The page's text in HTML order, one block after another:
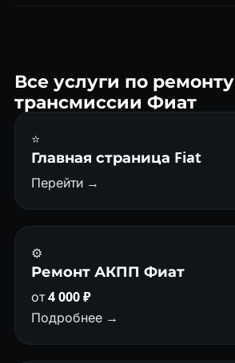
Все услуги по ремонту
трансмиссии Фиат
⭐
Главная страница Fiat
Перейти →
⚙️
Ремонт АКПП Фиат
от4 000 ₽
Подробнее →